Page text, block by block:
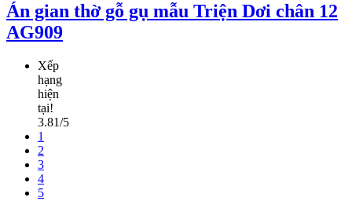
Án gian thờ gỗ gụ mẫu Triện Dơi chân 12
AG909
Xếp
hạng
hiện
tại!
3.81/5
1
2
3
4
5